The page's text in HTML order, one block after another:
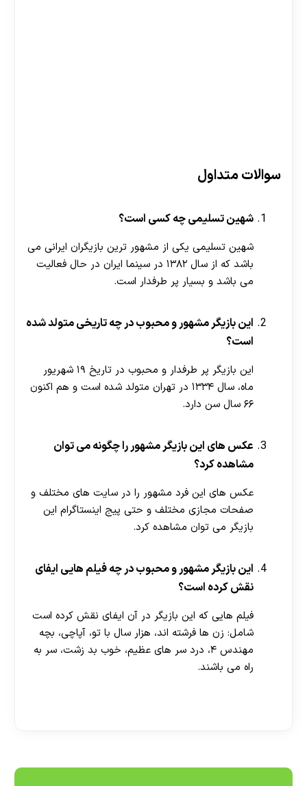
سوالات متداول
شهین تسلیمی‌ چه کسی است؟
شهین تسلیمی یکی از مشهور ترین بازیگران ایرانی می
باشد که از سال ۱۳۸۲ در سینما ایران در حال فعالیت
می باشد و بسیار پر طرفدار است.
این بازیگر مشهور و محبوب در چه تاریخی متولد شده
است؟
این بازیگر پر طرفدار و محبوب در تاریخ ۱۹ شهریور
ماه، سال ۱۳۳۴ در تهران متولد شده است و هم اکنون
۶۶ سال سن دارد.
عکس های این بازیگر مشهور را چگونه می توان
مشاهده کرد؟
عکس های این فرد مشهور را در سایت های مختلف و
صفحات مجازی مختلف و حتی پیج اینستاگرام این
بازیگر می توان مشاهده کرد.
این بازیگر مشهور و محبوب در چه فیلم هایی ایفای
نقش کرده است؟
فیلم هایی که این بازیگر در آن ایفای نقش کرده است
شامل: زن ها فرشته اند، هزار سال با تو، آپاچی، بچه
مهندس ۴، درد سر های عظیم، خوب بد زشت، سر به
راه می باشند.